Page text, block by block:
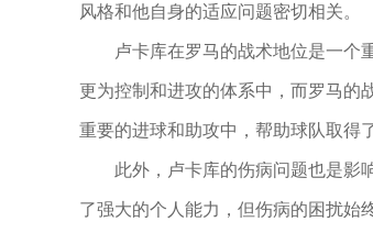
风格和他自身的适应问题密切相关。
卢卡库在罗马的战术地位是一个
更为控制和进攻的体系中，而罗马的
重要的进球和助攻中，帮助球队取得
此外，卢卡库的伤病问题也是影
了强大的个人能力，但伤病的困扰始